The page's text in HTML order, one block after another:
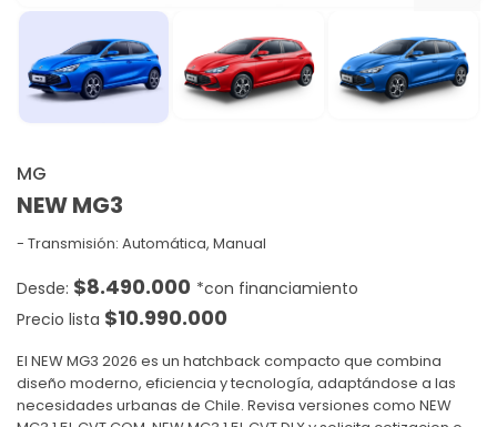
MG
NEW MG3
Transmisión: Automática, Manual
$8.490.000
Precio lista $10.990.000
El NEW MG3 2026 es un hatchback compacto que combina
diseño moderno, eficiencia y tecnología, adaptándose a las
necesidades urbanas de Chile. Revisa versiones como NEW